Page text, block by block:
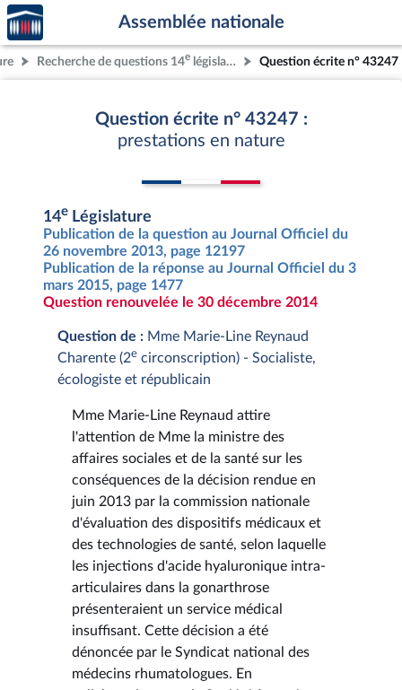
Aller au contenu
Aller en bas de la page
Accèder
à la
page
d'accueil
Assemblée nationale
Recherche de questions 14e législature Question écrite n° 43247
Question écrite n° 43247 :
prestations en nature
14e Législature
Publication de la question au Journal Officiel du
26 novembre 2013, page 12197
Publication de la réponse au Journal Officiel du 3
mars 2015, page 1477
Question renouvelée le 30 décembre 2014
Question de : Mme Marie-Line Reynaud
Charente (2e circonscription) - Socialiste,
écologiste et républicain
Mme Marie-Line Reynaud attire
l'attention de Mme la ministre des
affaires sociales et de la santé sur les
conséquences de la décision rendue en
juin 2013 par la commission nationale
d'évaluation des dispositifs médicaux et
des technologies de santé, selon laquelle
les injections d'acide hyaluronique intra-
articulaires dans la gonarthrose
présenteraient un service médical
insuffisant. Cette décision a été
dénoncée par le Syndicat national des
médecins rhumatologues. En